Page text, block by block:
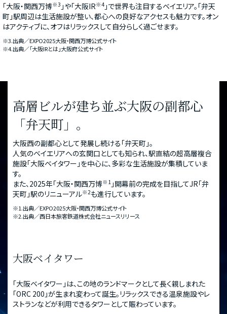
「大阪・関西万博※3 」や「大阪IR※4 」で世界も注目するベイエリア。「弁天
町」駅周辺は生活施設が整い、都心への良好なアクセスも魅力です。オン
はアクティブに、オフはリラックスして自分らしく過ごせます。
※3.出典／EXPO2025大阪・関西万博公式サイト
※4.出典／「大阪IRとは」大阪府公式サイト
高層ビルが建ち並ぶ大阪の副都心
「弁天町」。
大阪西の副都心として発展し続ける「弁天町」。
人気のベイエリアへの玄関口としても知られ、駅直結の超高層複合
施設「大阪ベイタワー」を中心に、多彩な生活施設が集積していま
す。
また、2025年「大阪・関西万博※1 」開幕前の完成を目指してJR「弁
天町」駅のリニューアル※2も進行しています。
※1.出典／EXPO2025大阪・関西万博公式サイト
※2.出典／西日本旅客鉄道株式会社ニュースリリース
大阪ベイタワー
「大阪ベイタワー」は、この地のランドマークとして長く親しまれた
「ORC 200」が生まれ変わって誕生。リラックスできる温泉施設やレ
ストランなどが利用できるタワーとして賑わっています。